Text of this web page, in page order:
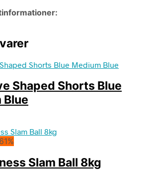
Shaped Shorts Blue
Blue
Slam Ball 8kg